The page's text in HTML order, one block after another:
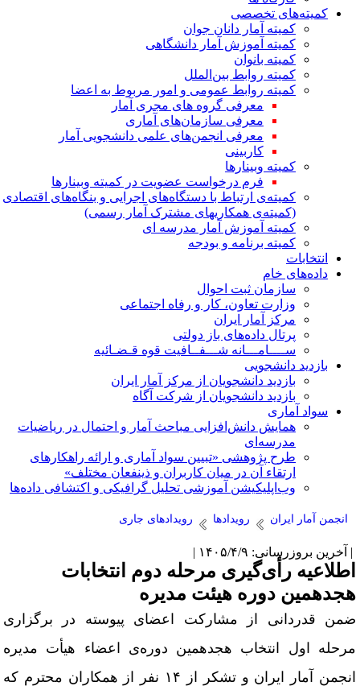
کمیته‌های تخصصی
کمیته آمار دانان جوان
کمیته آموزش آمار دانشگاهی
کمیته بانوان
کمیته روابط بین‌الملل
کمیته روابط عمومی و امور مربوط به اعضا
معرفی گروه های مجری آمار
معرفی سازمان‌های آماری
معرفی انجمن‌های علمی دانشجویی آمار
کاربینی
کمیته وبینارها
فرم درخواست عضویت در کمیته وبینارها
کمیته‌ی ارتباط با دستگاه‌های اجرایی و بنگاه‌های اقتصادی
(کمیته‌ی همکاریهای مشترک آمار رسمی)
کمیته آموزش آمار مدرسه ای
کمیته برنامه و بودجه
انتخابات
داده‌های خام
سازمان ثبت احوال
وزارت تعاون، کار و رفاه اجتماعی
مرکز آمار ایران
پرتال داده‌های باز دولتی
ســــامـــانه شـــفــافیت قوه قـضـائیه
بازدید دانشجویی
بازدید دانشجویان از مرکز آمار ایران
بازدید دانشجویان از شرکت آگاه
سواد آماری
همایش دانش‌افزایی مباحث آمار و احتمال در ریاضیات
مدرسه‌ای
طرح پژوهشی «تبیین سواد آماری و ارائه راهکارهای
ارتقاء آن در میان کاربران و ذینفعان مختلف»
وب‌اپلیکیشن آموزشی تحلیل گرافیکی و اکتشافی داده‌ها
انجمن آمار ایران رویدادها رویدادهای جاری
بروزرسانی: ۱۴۰۵/۴/۹ |
رأی‌گیری مرحله دوم انتخابات
دوره هیئت مدیره
قدردانی از مشارکت اعضای پیوسته در برگزاری
اول انتخاب هجدهمین دوره‌ی اعضاء هیأت مدیره
انجمن آمار ایران و تشکر از ۱۴ نفر از همکاران محترم که